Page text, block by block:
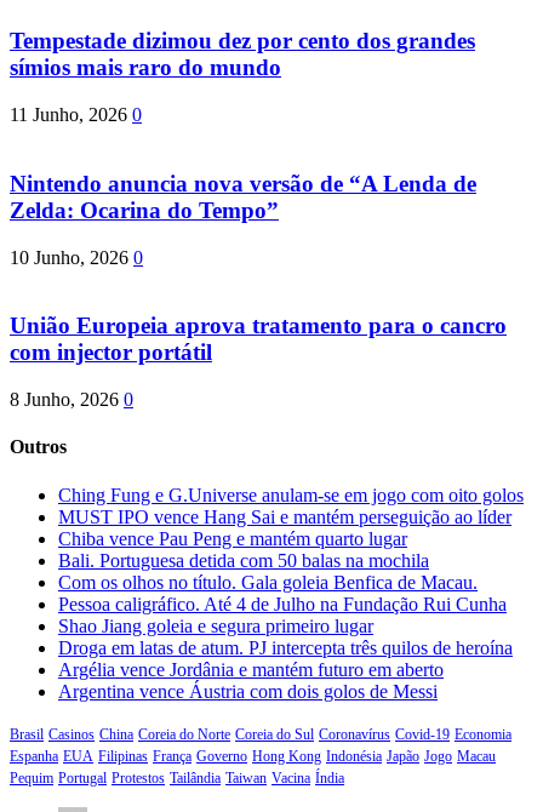
Tempestade dizimou dez por cento dos grandes
símios mais raro do mundo
11 Junho, 2026 0
Nintendo anuncia nova versão de “A Lenda de
Zelda: Ocarina do Tempo”
10 Junho, 2026 0
União Europeia aprova tratamento para o cancro
com injector portátil
8 Junho, 2026 0
Outros
Ching Fung e G.Universe anulam-se em jogo com oito golos
MUST IPO vence Hang Sai e mantém perseguição ao líder
Chiba vence Pau Peng e mantém quarto lugar
Bali. Portuguesa detida com 50 balas na mochila
Com os olhos no título. Gala goleia Benfica de Macau.
Pessoa caligráfico. Até 4 de Julho na Fundação Rui Cunha
Shao Jiang goleia e segura primeiro lugar
Droga em latas de atum. PJ intercepta três quilos de heroína
Argélia vence Jordânia e mantém futuro em aberto
Argentina vence Áustria com dois golos de Messi
Brasil Casinos China Coreia do Norte Coreia do Sul Coronavírus Covid-19 Economia
Espanha EUA Filipinas França Governo Hong Kong Indonésia Japão Jogo Macau
Pequim Portugal Protestos Tailândia Taiwan Vacina Índia